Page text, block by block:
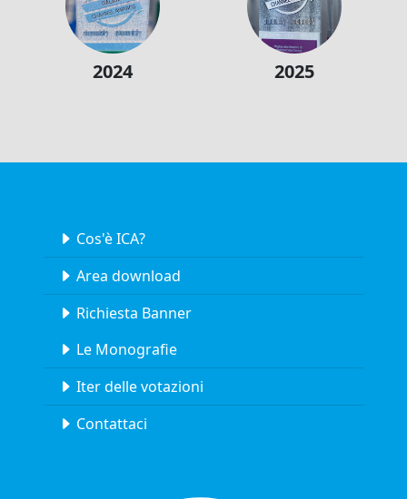
2024 2025
Cos'è ICA?
Area download
Richiesta Banner
Le Monografie
Iter delle votazioni
Contattaci